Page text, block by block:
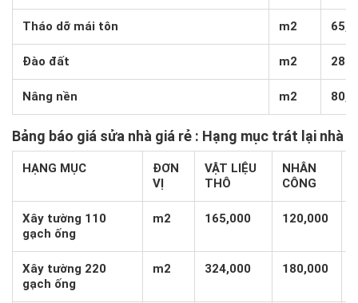
Tháo dỡ mái tôn m2
Đào đất m2
Nâng nền m2
Bảng báo giá sửa nhà giá rẻ : Hạng mục trát lại nhà
HẠNG MỤC
ĐƠN
VỊ
VẬT LIỆU
THÔ
NHÂN
CÔNG
Xây tường 110
gạch ống
m2 165,000 120,000
Xây tường 220
gạch ống
m2 324,000 180,000